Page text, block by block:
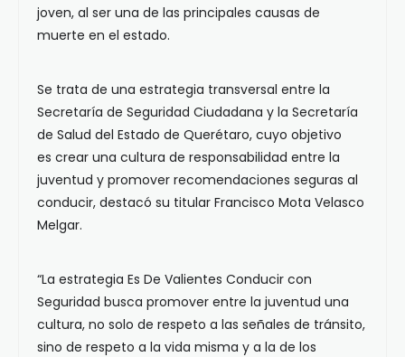
joven, al ser una de las principales causas de
muerte en el estado.
Se trata de una estrategia transversal entre la
Secretaría de Seguridad Ciudadana y la Secretaría
de Salud del Estado de Querétaro, cuyo objetivo
es crear una cultura de responsabilidad entre la
juventud y promover recomendaciones seguras al
conducir, destacó su titular Francisco Mota Velasco
Melgar.
“La estrategia Es De Valientes Conducir con
Seguridad busca promover entre la juventud una
cultura, no solo de respeto a las señales de tránsito,
sino de respeto a la vida misma y a la de los